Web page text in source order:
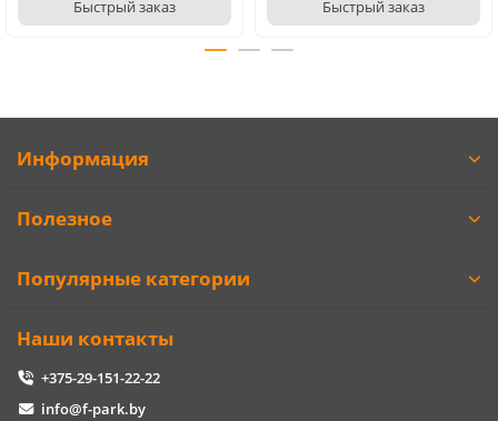
Быстрый заказ Быстрый заказ
Информация
Полезное
Популярные категории
Наши контакты
+375-29-151-22-22
info@f-park.by